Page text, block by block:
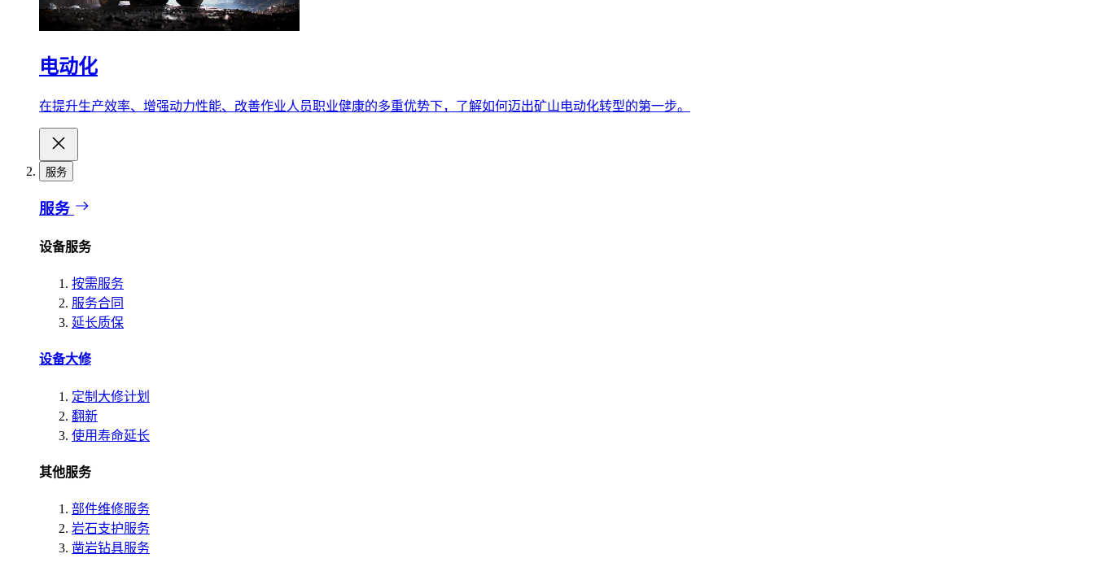
电动化
在提升生产效率、增强动力性能、改善作业人员职业健康的多重优势下，了解如何迈出矿山电动化转型的第一步。
服务
服务
设备服务
按需服务
服务合同
延长质保
设备大修
定制大修计划
翻新
使用寿命延长
其他服务
部件维修服务
岩石支护服务
凿岩钻具服务